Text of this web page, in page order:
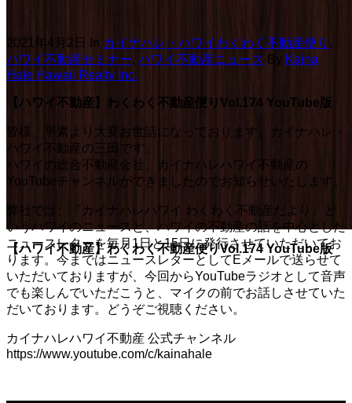
【ハワイ不動産】わくわく不動産便りVol.174 YouTube版
2021年4月2日 In カイナハレ・ハワイわくわく不動産便り ,
ハワイ不動産セミナー, ハワイ不動産ニュース By Kaina
Hale Hawaii Realty Inc.
【ハワイ不動産】わくわく不動産便りVol.174 YouTube版
皆様、平素より大変お世話になっております。カイナハレ・
ハワイ不動産の三田です。
ハワイの総合不動産会社、カイナハレハワイ不動産の
YouTubeチャンネルができましたのでお知らせいたします。
弊社では、『カイナハレハワイ わくわく不動産だより』と
いうハワイのニュースと、ハワイの不動産の話を中心とした
ニュースレターを毎月1日と15日に発行させていただいてお
ります。今まではニュースレターとしてEメールで送らせて
いただいておりますが、今回からYouTubeラジオとして音声
でも楽しんでいただこうと、マイクの前でお話しさせていた
だいております。どうぞご視聴ください。
カイナハレハワイ不動産 公式チャンネル
https://www.youtube.com/c/kainahale